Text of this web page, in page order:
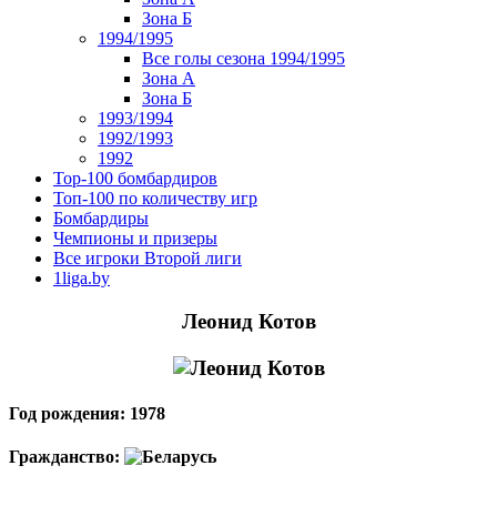
Зона Б
1994/1995
Все голы сезона 1994/1995
Зона А
Зона Б
1993/1994
1992/1993
1992
Top-100 бомбардиров
Топ-100 по количеству игр
Бомбардиры
Чемпионы и призеры
Все игроки Второй лиги
1liga.by
Леонид Котов
Год рождения: 1978
Гражданство: